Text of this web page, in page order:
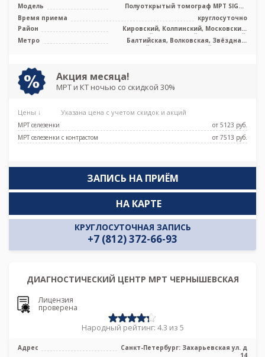
Модель
Полуоткрытый томограф МРТ SIGNA
...
Время приема
круглосуточно
Район
Кировский, Колпинский, Московский,
Невский, Пушкинский, Фрунзенский,
Лен. область
Метро
Балтийская, Волковская, Звёздная,
Кировский завод, Ленинский проспект,
Фрунзенская, Электросила, Дунайская,
Боровая, Заставская, Броневая
Акция месяца!
МРТ и КТ ночью со скидкой 30%
Цены ↓ Указана цена с учетом скидок и акций
МРТ селезенки
от 5123 pуб.
МРТ селезенки с контрастом
от 7513 pуб.
ЗАПИСЬ НА ПРИЁМ
КРУГЛОСУТОЧНАЯ ЗАПИСЬ
+7 (812) 372-66-93
НА КАРТЕ
ДИАГНОСТИЧЕСКИЙ ЦЕНТР МРТ ЧЕРНЫШЕВСКАЯ
Лицензия
проверена
Народный рейтинг: 4.3 из 5
Адрес
Санкт-Петербург: Захарьевская ул. д